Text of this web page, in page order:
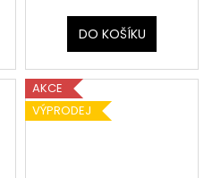
DO KOŠÍKU
AKCE
VÝPRODEJ